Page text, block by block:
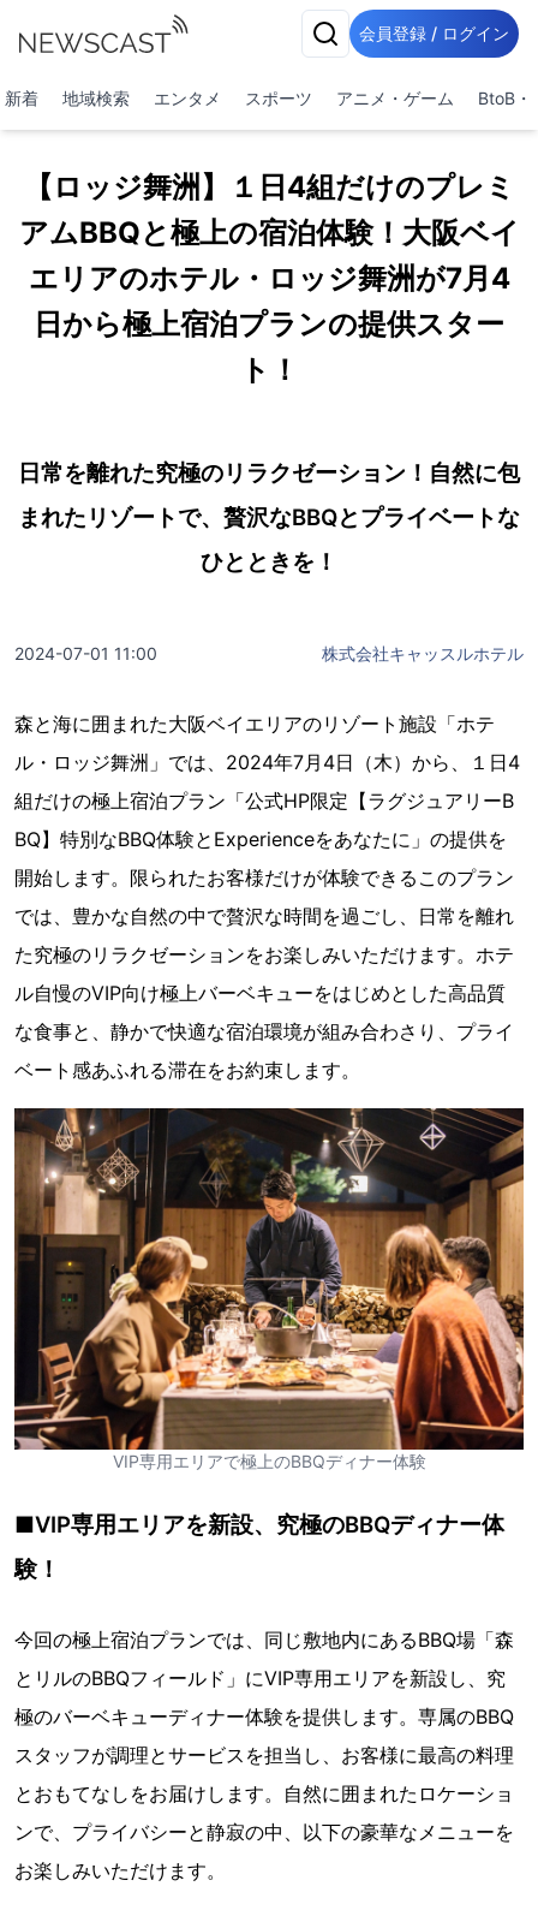
会員登録 / ログイン
新着 地域検索 エンタメ スポーツ アニメ・ゲーム BtoB・
【ロッジ舞洲】１日4組だけのプレミ
アムBBQと極上の宿泊体験！大阪ベイ
エリアのホテル・ロッジ舞洲が7月4
日から極上宿泊プランの提供スター
ト！
日常を離れた究極のリラクゼーション！自然に包
まれたリゾートで、贅沢なBBQとプライベートな
ひとときを！
2024-07-01 11:00 株式会社キャッスルホテル
森と海に囲まれた大阪ベイエリアのリゾート施設「ホテ
ル・ロッジ舞洲」では、2024年7月4日（木）から、１日4
組だけの極上宿泊プラン「公式HP限定【ラグジュアリーB
BQ】特別なBBQ体験とExperienceをあなたに」の提供を
開始します。限られたお客様だけが体験できるこのプラン
では、豊かな自然の中で贅沢な時間を過ごし、日常を離れ
た究極のリラクゼーションをお楽しみいただけます。ホテ
ル自慢のVIP向け極上バーベキューをはじめとした高品質
な食事と、静かで快適な宿泊環境が組み合わさり、プライ
ベート感あふれる滞在をお約束します。
VIP専用エリアで極上のBBQディナー体験
■VIP専用エリアを新設、究極のBBQディナー体
験！
今回の極上宿泊プランでは、同じ敷地内にあるBBQ場「森
とリルのBBQフィールド」にVIP専用エリアを新設し、究
極のバーベキューディナー体験を提供します。専属のBBQ
スタッフが調理とサービスを担当し、お客様に最高の料理
とおもてなしをお届けします。自然に囲まれたロケーショ
ンで、プライバシーと静寂の中、以下の豪華なメニューを
お楽しみいただけます。